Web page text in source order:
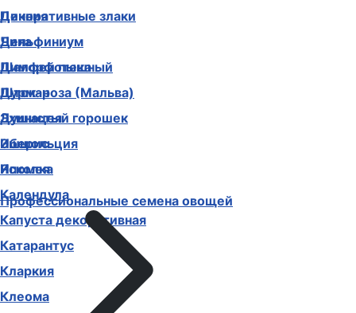
Декоративные злаки
Дельфиниум
Диморфотека
Дурман
Душистый горошек
Иберис
Ипомея
Календула
Капуста декоративная
Катарантус
Кларкия
Клеома
Цинния
Чина
Шалфей пышный
Шток-роза (Мальва)
Эхинацея
Эшшольция
Ясколка
Профессиональные семена овощей